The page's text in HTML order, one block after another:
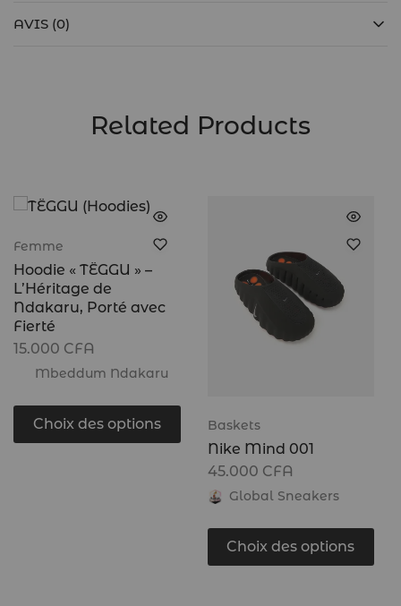
AVIS (0)
Related Products
Femme
Hoodie « TËGGU » –
L’Héritage de
Ndakaru, Porté avec
Fierté
15.000 CFA
Mbeddum Ndakaru
Choix des options Baskets
Nike Mind 001
45.000 CFA
Global Sneakers
Choix des options